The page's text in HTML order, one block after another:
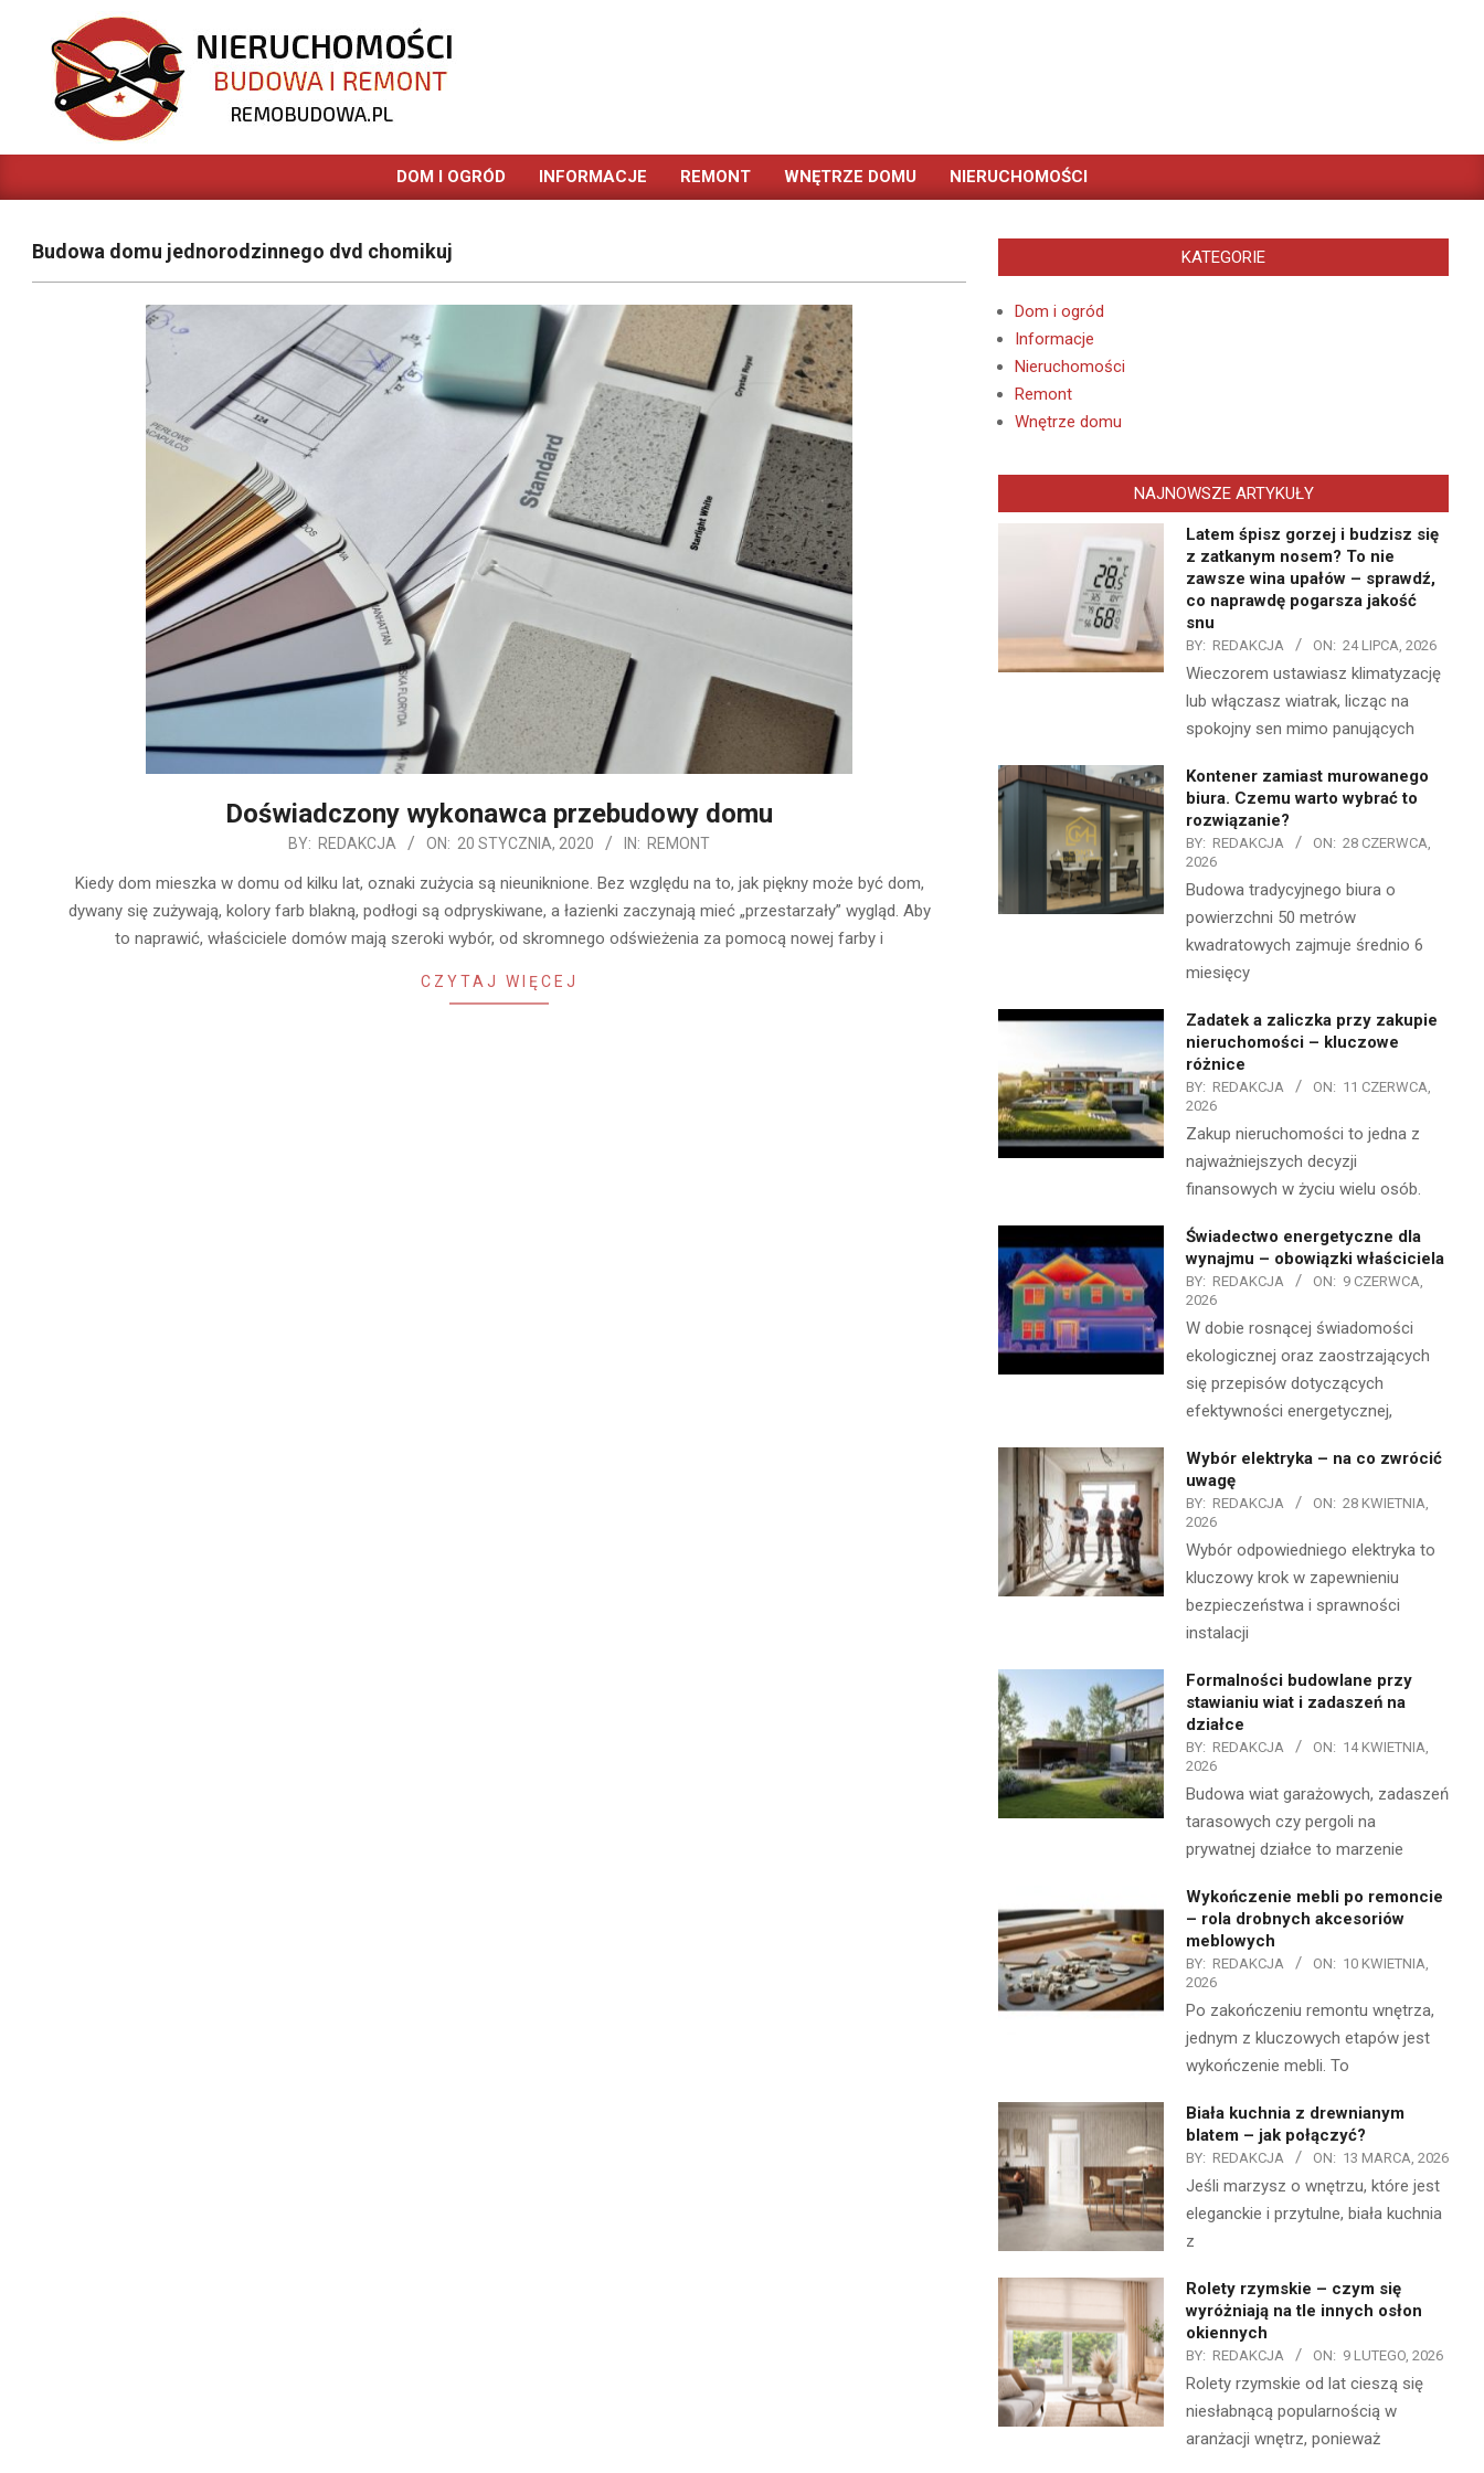
content
REMOBUDOWA.PL
Primary
DOM I OGRÓD INFORMACJE REMONT WNĘTRZE DOMU NIERUCHOMOŚCI
Budowa domu jednorodzinnego dvd chomikuj
Doświadczony wykonawca przebudowy domu
BY: REDAKCJA ON: 20 STYCZNIA, 2020 IN: REMONT
Kiedy dom mieszka w domu od kilku lat, oznaki zużycia są nieuniknione. Bez względu na to, jak piękny może być dom,
dywany się zużywają, kolory farb blakną, podłogi są odpryskiwane, a łazienki zaczynają mieć „przestarzały” wygląd. Aby
to naprawić, właściciele domów mają szeroki wybór, od skromnego odświeżenia za pomocą nowej farby i
CZYTAJ WIĘCEJ
KATEGORIE
Dom i ogród
Informacje
Nieruchomości
Remont
Wnętrze domu
NAJNOWSZE ARTYKUŁY
Latem śpisz gorzej i budzisz się
z zatkanym nosem? To nie
zawsze wina upałów – sprawdź,
co naprawdę pogarsza jakość
snu
BY: REDAKCJA ON: 24 LIPCA, 2026
Wieczorem ustawiasz klimatyzację
lub włączasz wiatrak, licząc na
spokojny sen mimo panujących
Kontener zamiast murowanego
biura. Czemu warto wybrać to
rozwiązanie?
BY: REDAKCJA ON: 28 CZERWCA,
2026
Budowa tradycyjnego biura o
powierzchni 50 metrów
kwadratowych zajmuje średnio 6
miesięcy
Zadatek a zaliczka przy zakupie
nieruchomości – kluczowe
różnice
BY: REDAKCJA ON: 11 CZERWCA,
2026
Zakup nieruchomości to jedna z
najważniejszych decyzji
finansowych w życiu wielu osób.
Świadectwo energetyczne dla
wynajmu – obowiązki właściciela
BY: REDAKCJA ON: 9 CZERWCA,
2026
W dobie rosnącej świadomości
ekologicznej oraz zaostrzających
się przepisów dotyczących
efektywności energetycznej,
Wybór elektryka – na co zwrócić
uwagę
BY: REDAKCJA ON: 28 KWIETNIA,
2026
Wybór odpowiedniego elektryka to
kluczowy krok w zapewnieniu
bezpieczeństwa i sprawności
instalacji
Formalności budowlane przy
stawianiu wiat i zadaszeń na
działce
BY: REDAKCJA ON: 14 KWIETNIA,
2026
Budowa wiat garażowych, zadaszeń
tarasowych czy pergoli na
prywatnej działce to marzenie
Wykończenie mebli po remoncie
– rola drobnych akcesoriów
meblowych
BY: REDAKCJA ON: 10 KWIETNIA,
2026
Po zakończeniu remontu wnętrza,
jednym z kluczowych etapów jest
wykończenie mebli. To
Biała kuchnia z drewnianym
blatem – jak połączyć?
BY: REDAKCJA ON: 13 MARCA, 2026
Jeśli marzysz o wnętrzu, które jest
eleganckie i przytulne, biała kuchnia
z
Rolety rzymskie – czym się
wyróżniają na tle innych osłon
okiennych
BY: REDAKCJA ON: 9 LUTEGO, 2026
Rolety rzymskie od lat cieszą się
niesłabnącą popularnością w
aranżacji wnętrz, ponieważ